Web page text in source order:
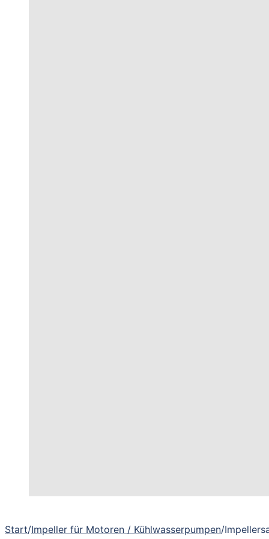
Start/Impeller für Motoren / Kühlwasserpumpen/